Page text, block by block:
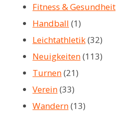
Fitness & Gesundheit
Handball (1)
Leichtathletik(32)
Neuigkeiten(113)
Turnen(21)
Verein(33)
Wandern(13)